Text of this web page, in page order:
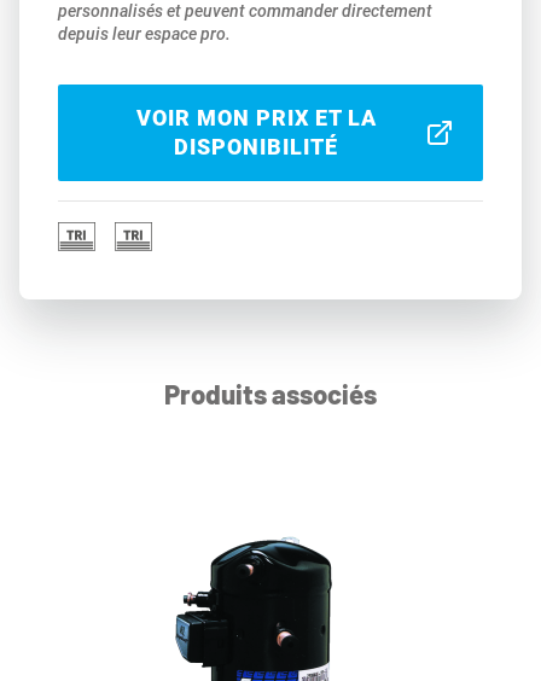
personnalisés et peuvent commander directement
depuis leur espace pro.
VOIR MON PRIX ET LA
DISPONIBILITÉ
Produits associés